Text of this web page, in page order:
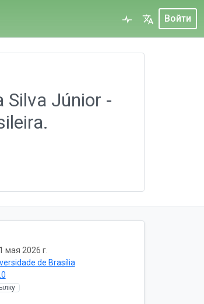
Войти
Silva Júnior -
1 мая 2026 г.
de Brasília